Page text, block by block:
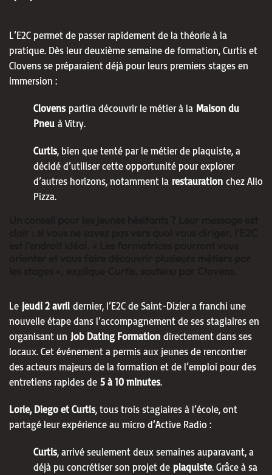
L’E2C permet de passer rapidement de la théorie à la
pratique. Dès leur deuxième semaine de formation, Curtis et
Clovens se préparaient déjà pour leurs premiers stages en
immersion :
Clovens partira découvrir le métier à la Maison du
Pneu à Vitry.
Curtis, bien que tenté par le métier de plaquiste, a
décidé d’utiliser cette opportunité pour explorer
d’autres horizons, notamment la restauration chez Allo
Pizza.
Le jeudi 2 avril dernier, l’E2C de Saint-Dizier a franchi une
nouvelle étape dans l’accompagnement de ses stagiaires en
organisant un Job Dating Formation directement dans ses
locaux. Cet événement a permis aux jeunes de rencontrer
des acteurs majeurs de la formation et de l’emploi pour des
entretiens rapides de 5 à 10 minutes.
Lorie, Diego et Curtis, tous trois stagiaires à l’école, ont
partagé leur expérience au micro d’Active Radio :
Curtis, arrivé seulement deux semaines auparavant, a
déjà pu concrétiser son projet de plaquiste. Grâce à sa